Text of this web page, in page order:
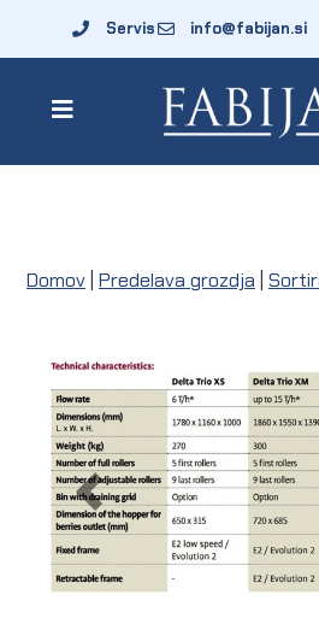
Servis info@fabijan.si
Domov Predelava grozdja